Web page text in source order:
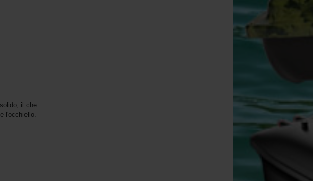
il che
l'occhiello.